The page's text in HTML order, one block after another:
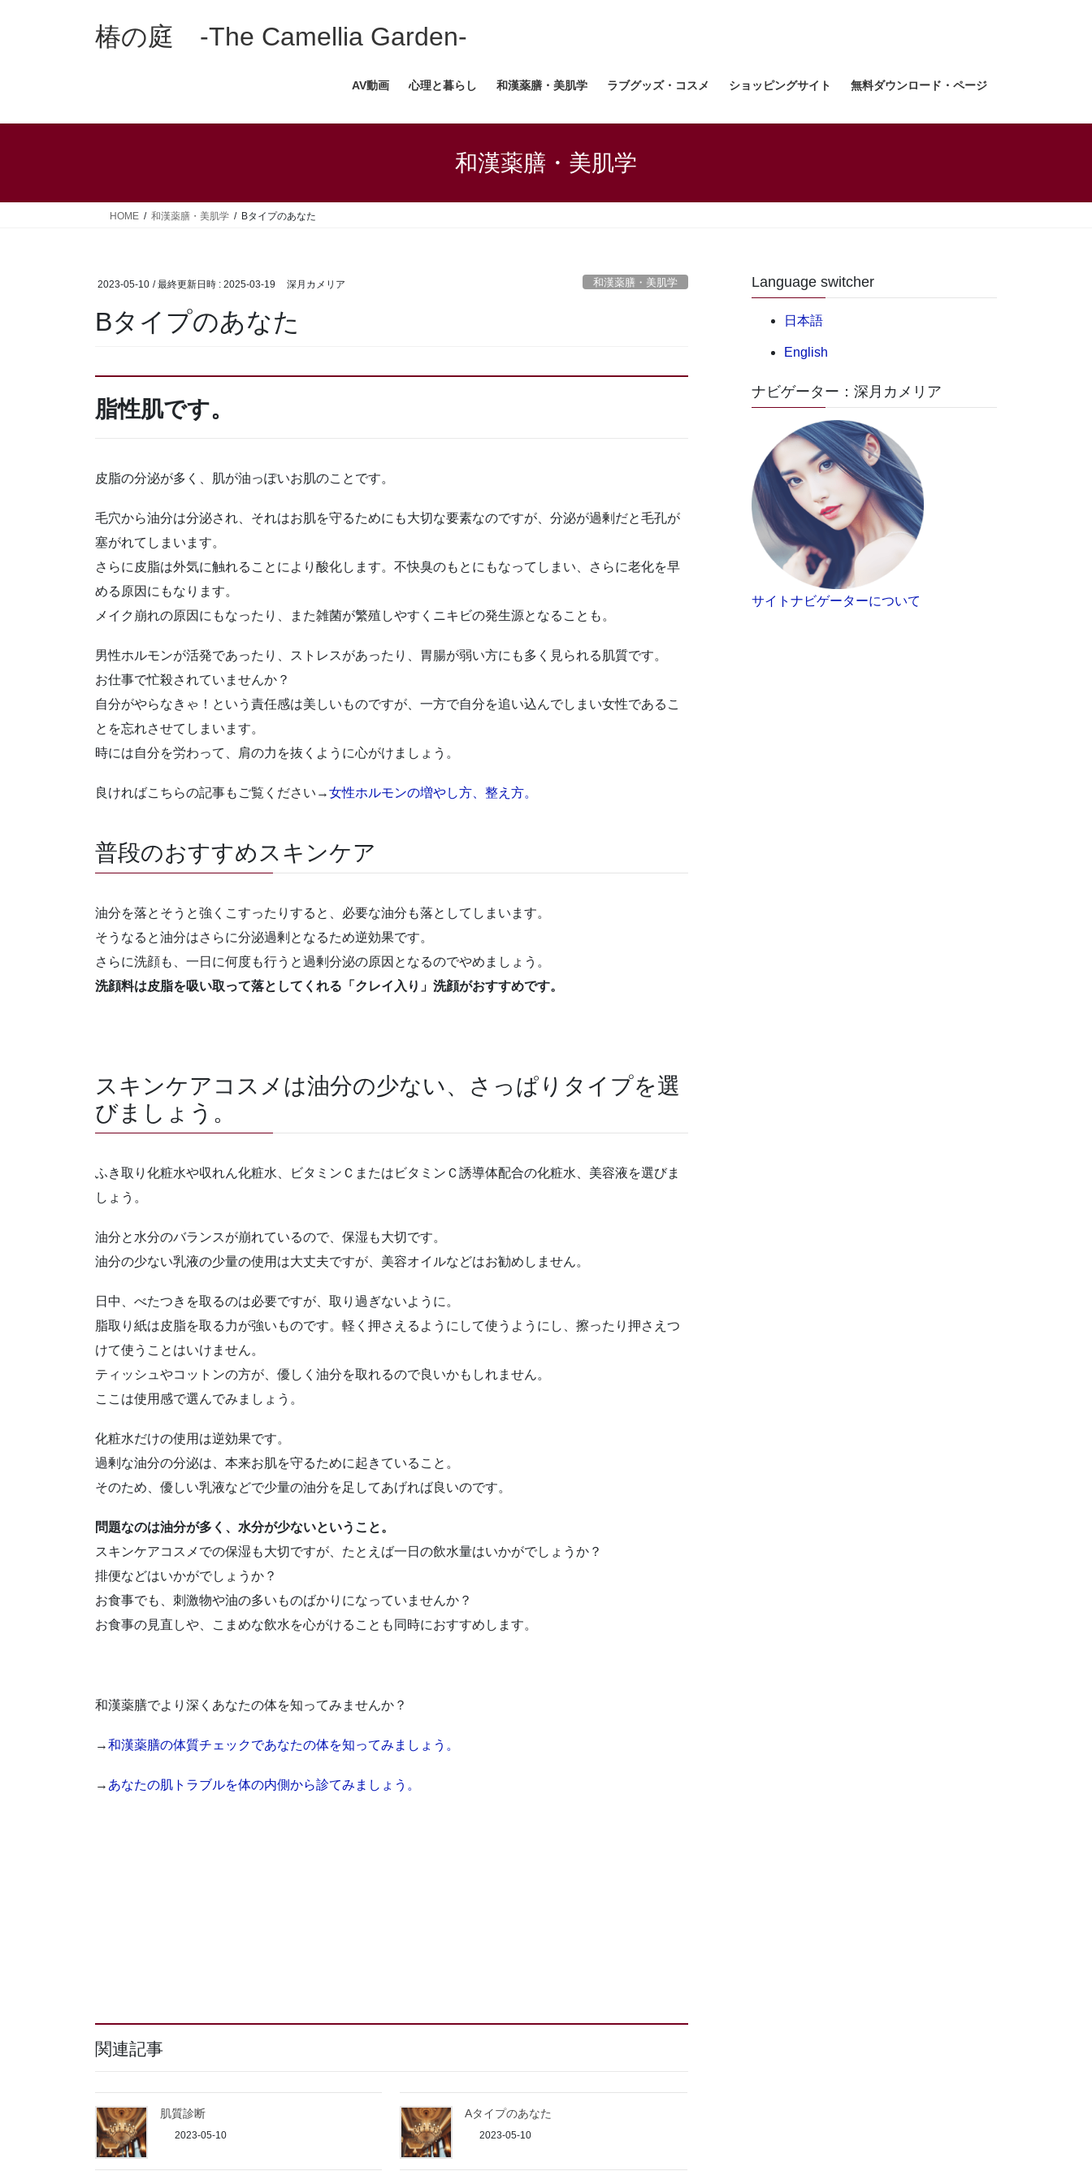
ス
ン
椿の庭 -The Camellia Garden-
AV動画 心理と暮らし 和漢薬膳・美肌学 ラブグッズ・コスメ ショッピングサイト 無料ダウンロード・ページ
和漢薬膳・美肌学
HOME 和漢薬膳・美肌学 Bタイプのあなた
2023-05-10 / 最終更新日時 : 2025-03-19 深月カメリア 和漢薬膳・美肌学
Bタイプのあなた
脂性肌です。
皮脂の分泌が多く、肌が油っぽいお肌のことです。
毛穴から油分は分泌され、それはお肌を守るためにも大切な要素なのですが、分泌が過剰だと毛孔が
塞がれてしまいます。
さらに皮脂は外気に触れることにより酸化します。不快臭のもとにもなってしまい、さらに老化を早
める原因にもなります。
メイク崩れの原因にもなったり、また雑菌が繁殖しやすくニキビの発生源となることも。
男性ホルモンが活発であったり、ストレスがあったり、胃腸が弱い方にも多く見られる肌質です。
お仕事で忙殺されていませんか？
自分がやらなきゃ！という責任感は美しいものですが、一方で自分を追い込んでしまい女性であるこ
とを忘れさせてしまいます。
時には自分を労わって、肩の力を抜くように心がけましょう。
良ければこちらの記事もご覧ください→女性ホルモンの増やし方、整え方。
普段のおすすめスキンケア
油分を落とそうと強くこすったりすると、必要な油分も落としてしまいます。
そうなると油分はさらに分泌過剰となるため逆効果です。
さらに洗顔も、一日に何度も行うと過剰分泌の原因となるのでやめましょう。
洗顔料は皮脂を吸い取って落としてくれる「クレイ入り」洗顔がおすすめです。
スキンケアコスメは油分の少ない、さっぱりタイプを選
びましょう。
ふき取り化粧水や収れん化粧水、ビタミンＣまたはビタミンＣ誘導体配合の化粧水、美容液を選びま
しょう。
油分と水分のバランスが崩れているので、保湿も大切です。
油分の少ない乳液の少量の使用は大丈夫ですが、美容オイルなどはお勧めしません。
日中、べたつきを取るのは必要ですが、取り過ぎないように。
脂取り紙は皮脂を取る力が強いものです。軽く押さえるようにして使うようにし、擦ったり押さえつ
けて使うことはいけません。
ティッシュやコットンの方が、優しく油分を取れるので良いかもしれません。
ここは使用感で選んでみましょう。
化粧水だけの使用は逆効果です。
過剰な油分の分泌は、本来お肌を守るために起きていること。
そのため、優しい乳液などで少量の油分を足してあげれば良いのです。
問題なのは油分が多く、水分が少ないということ。
スキンケアコスメでの保湿も大切ですが、たとえば一日の飲水量はいかがでしょうか？
排便などはいかがでしょうか？
お食事でも、刺激物や油の多いものばかりになっていませんか？
お食事の見直しや、こまめな飲水を心がけることも同時におすすめします。
和漢薬膳でより深くあなたの体を知ってみませんか？
→和漢薬膳の体質チェックであなたの体を知ってみましょう。
→ あなたの肌トラブルを体の内側から診てみましょう。
関連記事
肌質診断
2023-05-10
Aタイプのあなた
2023-05-10
Language switcher
日本語
English
ナビゲーター：深月カメリア
サイトナビゲーターについて